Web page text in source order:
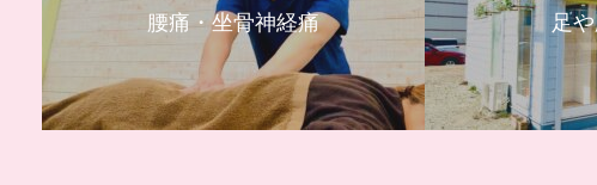
腰痛・坐骨神経痛 足